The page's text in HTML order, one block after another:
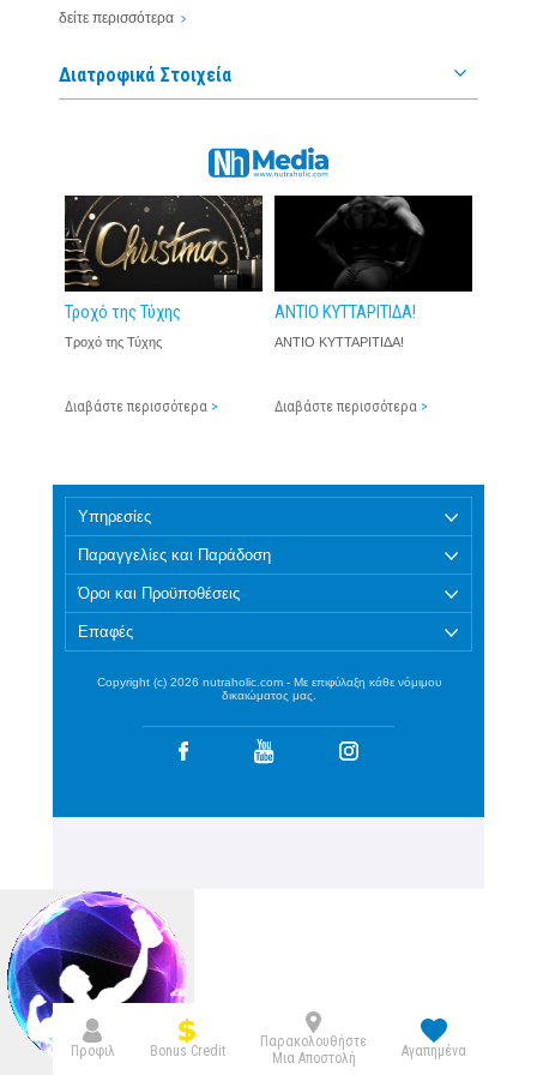
ΣΥΝΙΣΤΏ!
5.0
5.0
ΣΥΝΙΣΤΏ!
δείτε περισσότερα
Διατροφικά Στοιχεία
Τροχό της Τύχης
Τροχό της Τύχης
Διαβάστε περισσότερα >
ΑΝΤΙΟ ΚΥΤΤΑΡΙΤΙΔΑ!
ΑΝΤΙΟ ΚΥΤΤΑΡΙΤΙΔΑ!
Διαβάστε περισσότερα >
Υπηρεσίες
Παραγγελίες και Παράδοση
Όροι και Προϋποθέσεις
Επαφές
Copyright (c) 2026 nutraholic.com - Με επιφύλαξη κάθε νόμιμου
δικαιώματος μας.
Προφιλ Bonus Credit
Παρακολουθήστε
Μια Αποστολή
Αγαπημένα